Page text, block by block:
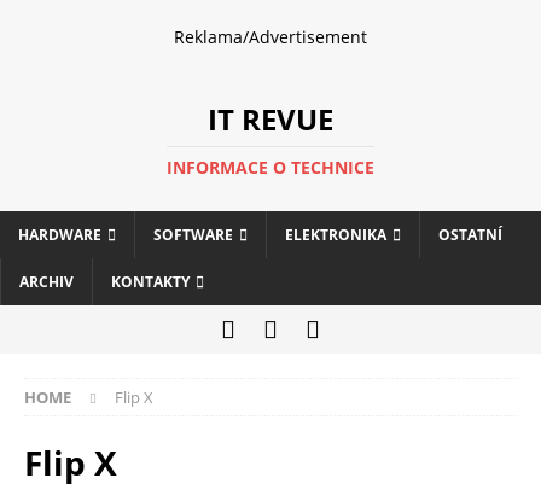
Reklama/Advertisement
IT REVUE
INFORMACE O TECHNICE
HARDWARE SOFTWARE ELEKTRONIKA OSTATNÍ
ARCHIV KONTAKTY
HOME Flip X
Flip X